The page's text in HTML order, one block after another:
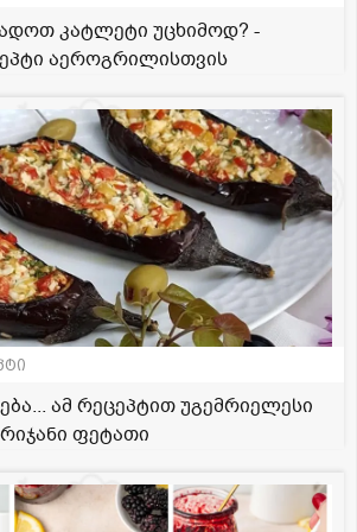
კატლეტი უცხიმოდ? -
აეროგრილისთვის
ამ რეცეპტით უგემრიელესი
ფეტათი